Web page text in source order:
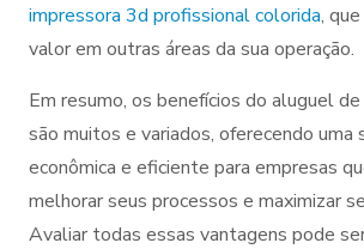
impressora 3d profissional colorida,
valor em outras áreas da sua operação.
Em resumo, os benefícios do aluguel
são muitos e variados, oferecendo uma
econômica e eficiente para empresas
melhorar seus processos e maximizar
Avaliar todas essas vantagens pode